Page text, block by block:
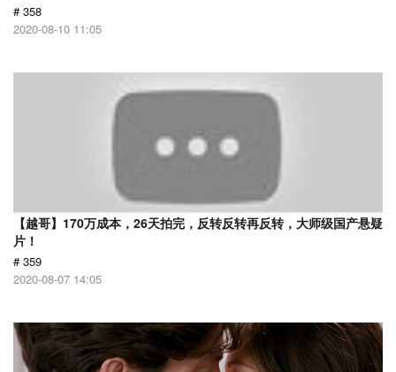
# 358
2020-08-10 11:05
【越哥】170万成本，26天拍完，反转反转再反转，大师级国产悬疑
片！
# 359
2020-08-07 14:05